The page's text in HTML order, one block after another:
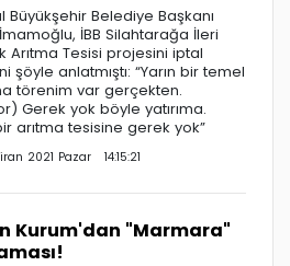
Büyükşehir Belediye Başkanı
İBB Silahtarağa İleri
Arıtma Tesisi projesini iptal
şöyle anlatmıştı: “Yarın bir temel
törenim var gerçekten.
Gerek yok böyle yatırıma.
arıtma tesisine gerek yok”
2021 Pazar 14:15:21
Kurum'dan "Marmara"